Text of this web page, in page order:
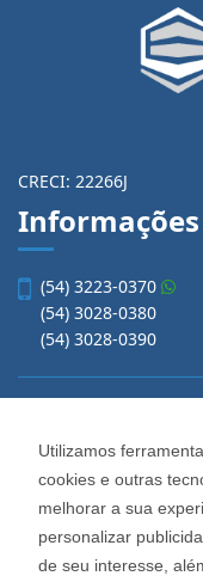
Utilizamos
cookies e outras
melhorar a sua
personalizar
de seu interesse,
CRECI: 22266J
(54) 3223-0370
(54) 3028-0380
(54) 3028-0390
Imobiliária Cadore
Rua Os Dezoito do
Caxias do Sul -